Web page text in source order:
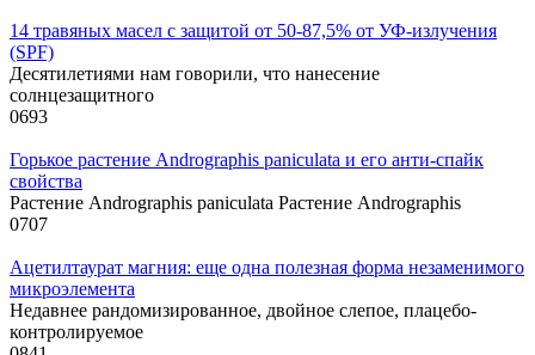
14 травяных масел с защитой от 50-87,5% от УФ-излучения
(SPF)
Десятилетиями нам говорили, что нанесение
солнцезащитного
0693
Горькое растение Andrographis paniculata и его анти-спайк
свойства
Растение Andrographis paniculata Растение Andrographis
0707
Ацетилтаурат магния: еще одна полезная форма незаменимого
микроэлемента
Недавнее рандомизированное, двойное слепое, плацебо-
контролируемое